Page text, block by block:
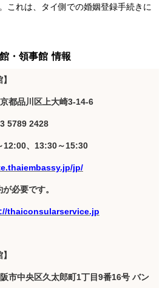
これは、タイ側での婚姻登録手続きに
・領事館 情報
都品川区上大崎3-14-6
5789 2428
12:00、13:30～15:30
jp/
必要です。
thaiconsularservice.jp
市中央区久太郎町1丁目9番16号 バン